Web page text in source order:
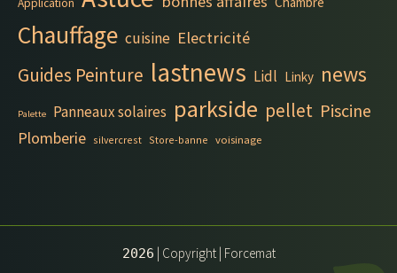
Chauffage cuisine Electricité
Guides Peinture lastnews Lidl Linky news
Palette Panneaux solaires parkside pellet Piscine
Plomberie silvercrest Store-banne voisinage
2026 | Copyright | Forcemat